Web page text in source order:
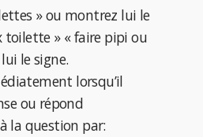
» ou montrez lui le
toilette » « faire pipi ou
le signe.
lorsqu’il
ou répond
la question par: